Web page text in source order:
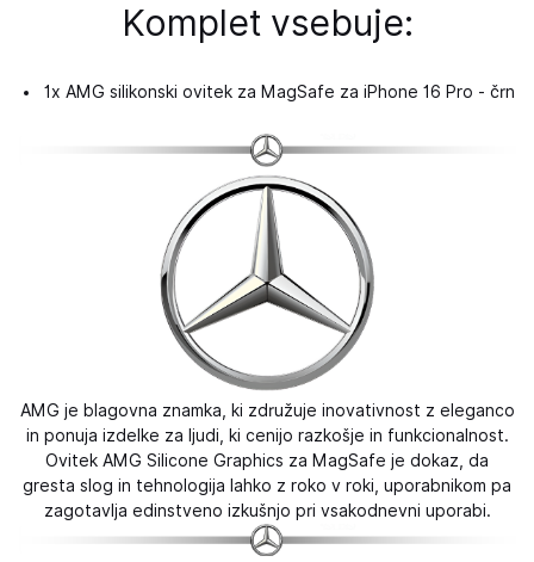
Komplet vsebuje:
1x AMG silikonski ovitek za MagSafe za iPhone 16 Pro - črn
AMG je blagovna znamka, ki združuje inovativnost z eleganco
in ponuja izdelke za ljudi, ki cenijo razkošje in funkcionalnost.
Ovitek AMG Silicone Graphics za MagSafe je dokaz, da
gresta slog in tehnologija lahko z roko v roki, uporabnikom pa
zagotavlja edinstveno izkušnjo pri vsakodnevni uporabi.